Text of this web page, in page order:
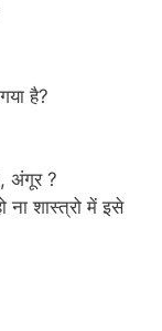
है?
अंगूर ?
ना शास्त्रो में इसे